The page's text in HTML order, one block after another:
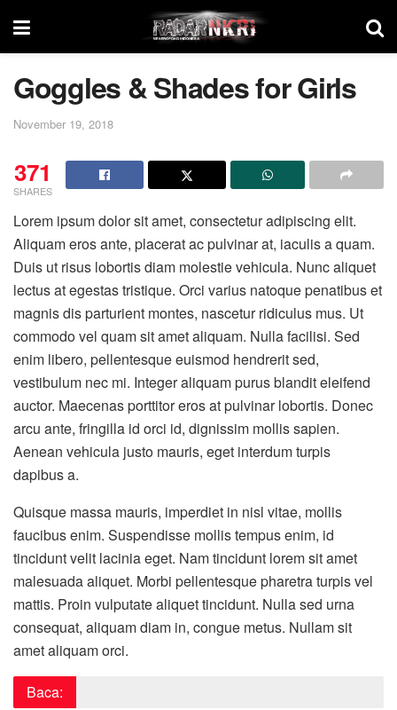
Goggles & Shades for Girls
November 19, 2018
371
SHARES
Lorem ipsum dolor sit amet, consectetur adipiscing elit.
Aliquam eros ante, placerat ac pulvinar at, iaculis a quam.
Duis ut risus lobortis diam molestie vehicula. Nunc aliquet
lectus at egestas tristique. Orci varius natoque penatibus et
magnis dis parturient montes, nascetur ridiculus mus. Ut
commodo vel quam sit amet aliquam. Nulla facilisi. Sed
enim libero, pellentesque euismod hendrerit sed,
vestibulum nec mi. Integer aliquam purus blandit eleifend
auctor. Maecenas porttitor eros at pulvinar lobortis. Donec
arcu ante, fringilla id orci id, dignissim mollis sapien.
Aenean vehicula justo mauris, eget interdum turpis
dapibus a.
Quisque massa mauris, imperdiet in nisl vitae, mollis
faucibus enim. Suspendisse mollis tempus enim, id
tincidunt velit lacinia eget. Nam tincidunt lorem sit amet
malesuada aliquet. Morbi pellentesque pharetra turpis vel
mattis. Proin vulputate aliquet tincidunt. Nulla sed urna
consequat, aliquam diam in, congue metus. Nullam sit
amet aliquam orci.
Baca: